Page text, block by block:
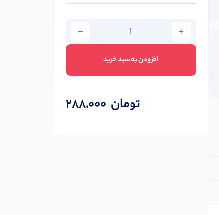
افزودن به سبد خرید
288,000 تومان